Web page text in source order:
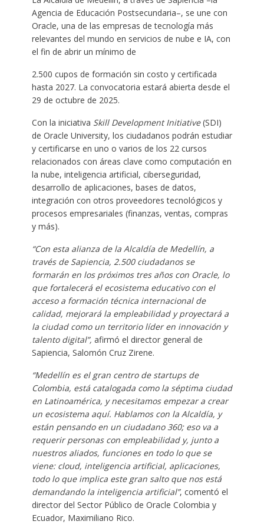
Agencia de Educación Postsecundaria–, se une con
Oracle, una de las empresas de tecnología más
relevantes del mundo en servicios de nube e IA, con
el fin de abrir un mínimo de
2.500 cupos de formación sin costo y certificada
hasta 2027. La convocatoria estará abierta desde el
29 de octubre de 2025.
Con la iniciativa Skill Development Initiative(SDI)
de Oracle University, los ciudadanos podrán estudiar
y certificarse en uno o varios de los 22 cursos
relacionados con áreas clave como computación en
la nube, inteligencia artificial, ciberseguridad,
desarrollo de aplicaciones, bases de datos,
integración con otros proveedores tecnológicos y
procesos empresariales (finanzas, ventas, compras
y más).
“Con esta alianza de la Alcaldía de Medellín, a
través de Sapiencia, 2.500 ciudadanos se
formarán en los próximos tres años con Oracle, lo
que fortalecerá el ecosistema educativo con el
acceso a formación técnica internacional de
calidad, mejorará la empleabilidad y proyectará a
la ciudad como un territorio líder en innovación y
talento digital”, afirmó el director general de
Sapiencia, Salomón Cruz Zirene.
“Medellín es el gran centro de startups de
Colombia, está catalogada como la séptima ciudad
en Latinoamérica, y necesitamos empezar a crear
un ecosistema aquí. Hablamos con la Alcaldía, y
están pensando en un ciudadano 360; eso va a
requerir personas con empleabilidad y, junto a
nuestros aliados, funciones en todo lo que se
viene: cloud, inteligencia artificial, aplicaciones,
todo lo que implica este gran salto que nos está
demandando la inteligencia artificial”, comentó el
director del Sector Público de Oracle Colombia y
Ecuador, Maximiliano Rico.